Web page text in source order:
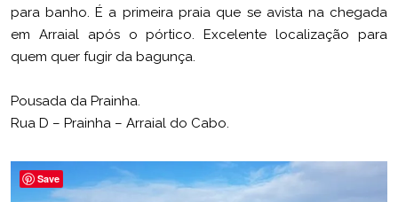
para banho. É a primeira praia que se avista na chegada
em Arraial após o pórtico. Excelente localização para
quem quer fugir da bagunça.
Pousada da Prainha.
Rua D – Prainha – Arraial do Cabo.
Save